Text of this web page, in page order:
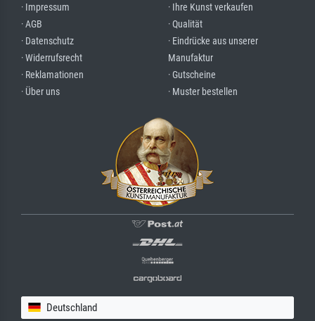
· Impressum
· AGB
· Datenschutz
· Widerrufsrecht
· Reklamationen
· Über uns
· Ihre Kunst verkaufen
· Qualität
· Eindrücke aus unserer
Manufaktur
· Gutscheine
· Muster bestellen
Deutschland